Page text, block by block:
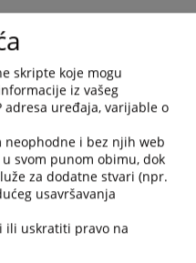
skripte koje mogu
iz vašeg
adresa uređaja, varijable o
neophodne i bez njih web
svom punom obimu, dok
za dodatne stvari (npr.
usavršavanja
ili uskratiti pravo na